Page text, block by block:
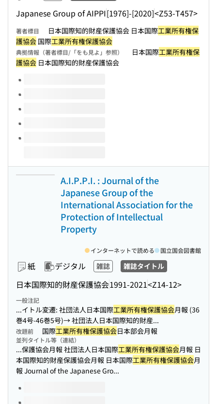
Japanese Group of AIPPI[1976]-[2020]<Z53-T457>
著者標目 日本国際知的財産保護協会 日本国際工業所有権保
護協会 国際工業所有権保護協会
典拠情報（著者標目/「をも見よ」参照） 日本国際工業所有権保
護協会 日本国際知的財産保護協会
このタイトルの巻号
A.I.P.P.I. : Journal of the
Japanese Group of the
International Association for the
Protection of Intellectual
Property
紙 デジタル 雑誌 雑誌タイトル
日本国際知的財産保護協会1991-2021<Z14-12>
インターネットで読める 国立国会図書館
一般注記
...イトル変遷: 社団法人日本国際工業所有権保護協会月報 (36
巻4号-46巻5号)→ 社団法人日本国際知的財産...
改題前 国際工業所有権保護協会日本部会月報
並列タイトル等（連結）
...保護協会月報 社団法人日本国際工業所有権保護協会月報 日
本国際知的財産保護協会月報 日本国際工業所有権保護協会月
報 Journal of the Japanese Gro...
このタイトルの巻号